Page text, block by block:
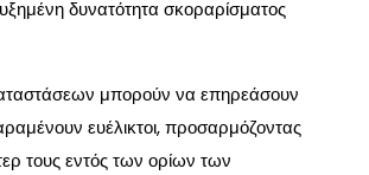
δυνατότητα σκοραρίσματος
μπορούν να επηρεάσουν
ευέλικτοι, προσαρμόζοντας
τους εντός των ορίων των